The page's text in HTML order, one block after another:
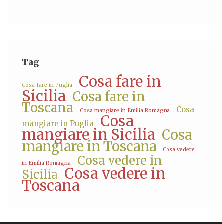
Tag
Cosa fare in Puglia Cosa fare in
Sicilia Cosa fare in
Toscana Cosa mangiare in Emilia Romagna
Cosa
mangiare in Puglia
Cosa
mangiare in Sicilia Cosa
mangiare in Toscana Cosa vedere
in Emilia Romagna
Cosa vedere in
Sicilia Cosa vedere in
Toscana